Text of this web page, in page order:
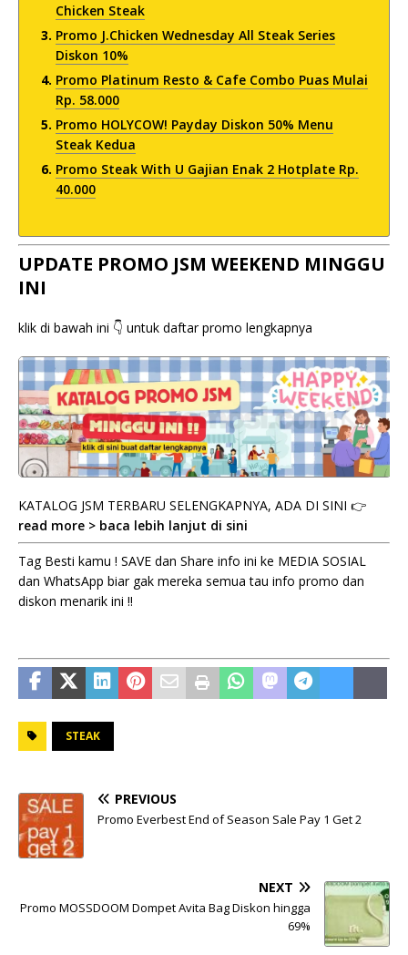
Chicken Steak
Promo J.Chicken Wednesday All Steak Series
Diskon 10%
Promo Platinum Resto & Cafe Combo Puas Mulai
Rp. 58.000
Promo HOLYCOW! Payday Diskon 50% Menu
Steak Kedua
Promo Steak With U Gajian Enak 2 Hotplate Rp.
40.000
UPDATE PROMO JSM WEEKEND MINGGU
INI
klik di bawah ini 👇 untuk daftar promo lengkapnya
KATALOG JSM TERBARU SELENGKAPNYA, ADA DI SINI 👉
read more > baca lebih lanjut di sini
Tag Besti kamu ! SAVE dan Share info ini ke MEDIA SOSIAL
dan WhatsApp biar gak mereka semua tau info promo dan
diskon menarik ini !!
STEAK
PREVIOUS
Promo Everbest End of Season Sale Pay 1 Get 2
NEXT
Promo MOSSDOOM Dompet Avita Bag Diskon hingga
69%